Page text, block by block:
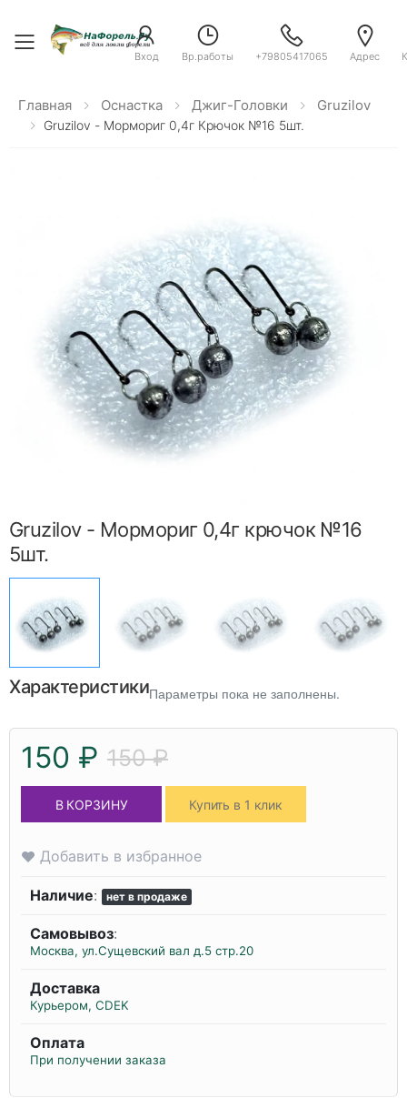
Toggle menu
Вход Вр.работы +79805417065 Адрес
Главная Оснастка Джиг-Головки Gruzilov
Gruzilov - Мормориг 0,4г Крючок №16 5шт.
Gruzilov - Мормориг 0,4г крючок №16
5шт.
ХарактеристикиПараметры пока не заполнены.
150 ₽ 150 ₽
В КОРЗИНУ Купить в 1 клик
Добавить в избранное
Наличие: нет в продаже
Самовывоз:
Москва, ул.Сущевский вал д.5 стр.20
Доставка
Курьером, CDEK
Оплата
При получении заказа